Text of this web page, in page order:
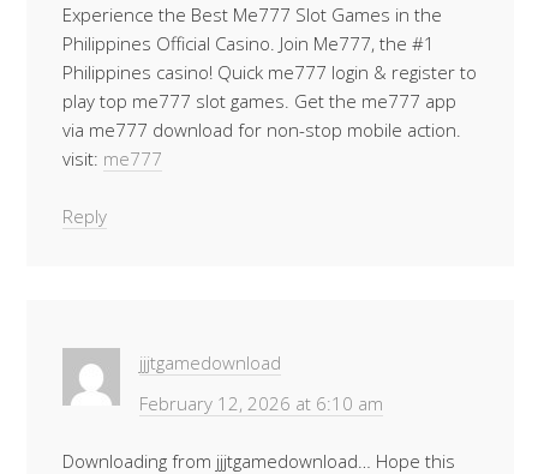
Experience the Best Me777 Slot Games in the
Philippines Official Casino. Join Me777, the #1
Philippines casino! Quick me777 login & register to
play top me777 slot games. Get the me777 app
via me777 download for non-stop mobile action.
visit: me777
Reply
jjjtgamedownload
February 12, 2026 at 6:10 am
Downloading from jjjtgamedownload… Hope this